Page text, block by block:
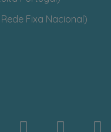
Fixa Nacional)